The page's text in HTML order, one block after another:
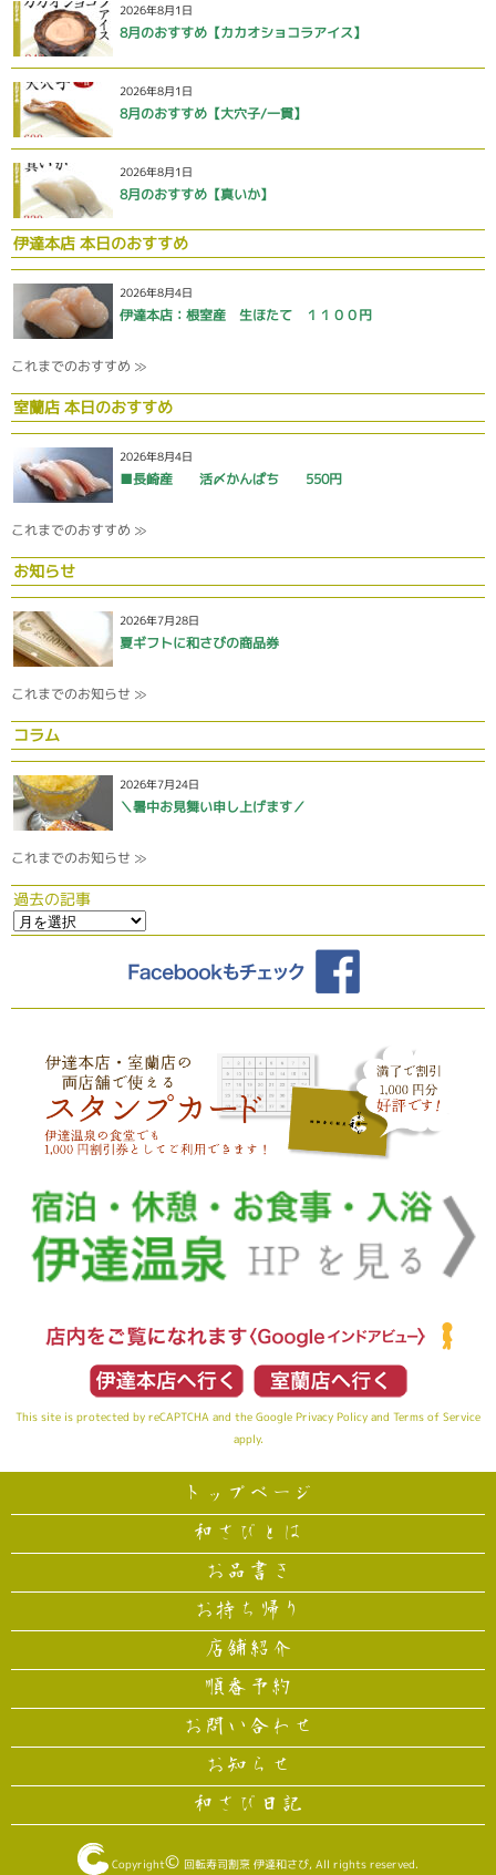
2026年8月1日
8月のおすすめ【カカオショコラアイス】
2026年8月1日
8月のおすすめ【大穴子/一貫】
2026年8月1日
8月のおすすめ【真いか】
伊達本店 本日のおすすめ
2026年8月4日
伊達本店：根室産 生ほたて １１００円
これまでのおすすめ ≫
室蘭店 本日のおすすめ
2026年8月4日
■長崎産 活〆かんぱち 550円
これまでのおすすめ ≫
お知らせ
2026年7月28日
夏ギフトに和さびの商品券
これまでのお知らせ ≫
コラム
2026年7月24日
＼暑中お見舞い申し上げます／
これまでのお知らせ ≫
過去の記事
This site is protected by reCAPTCHA and the Google Privacy Policy and Terms of Service
apply.
トップページ
和さびとは
お品書き
お持ち帰り
店舗紹介
順番予約
お問い合わせ
お知らせ
和さび日記
Copyright© 回転寿司割烹 伊達和さび, All rights reserved.